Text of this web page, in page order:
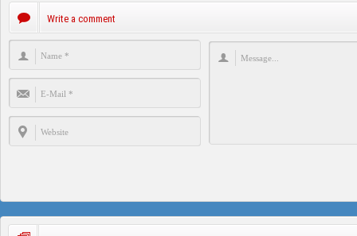
Write a comment